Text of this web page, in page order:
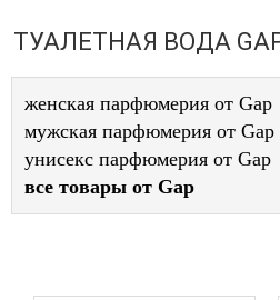
ТУАЛЕТНАЯ ВОДА
женская парфюмерия от Gap
мужская парфюмерия от Gap
унисекс парфюмерия от Gap
все товары от Gap